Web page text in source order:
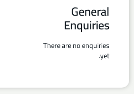
General
Enquiries
There are no enquiries
yet.